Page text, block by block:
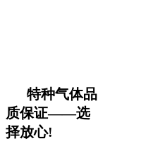
特种气体品
质保证——选
择放心!